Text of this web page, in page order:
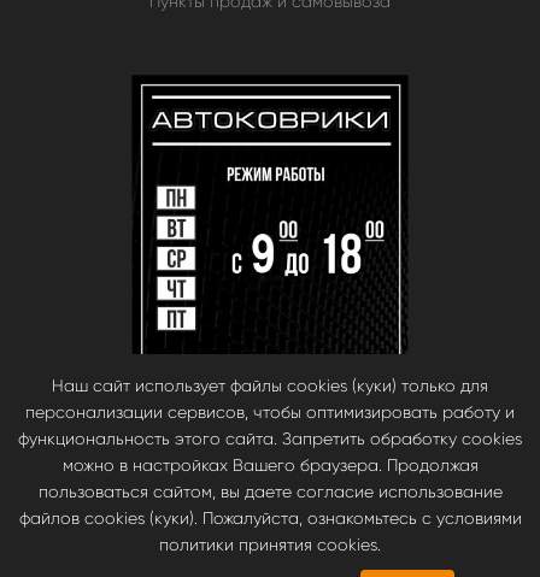
© babara 2014. При публикации материалов с сайта, ссылка на сайт
Наш сайт использует файлы cookies (куки) только для
персонализации сервисов, чтобы оптимизировать работу и
функциональность этого сайта. Запретить обработку cookies
можно в настройках Вашего браузера. Продолжая
пользоваться сайтом, вы даете согласие использование
файлов cookies (куки). Пожалуйста, ознакомьтесь с условиями
политики принятия cookies.